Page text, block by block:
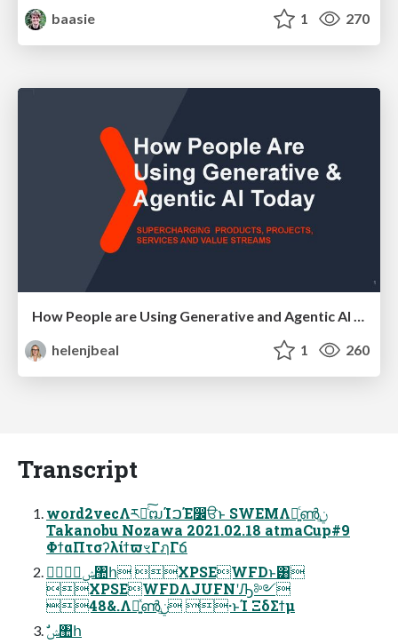
baasie
1 270
helenjbeal
1 260
Transcript
word2vecΛར༻ͨ͠ຒΊࠐΈ෼ੳͱ SWEMΛ༻͍ͨൺֱ࣮ݧ
Takanobu Nozawa 2021.02.18 atmaCup#9
ΦϯαΠτσʔλίϯϖৼΓฦΓճ
ࣗݾ঺հ XPSEWFDͱ͸
XPSEWFDΛJUFNʹԠ༻
48&.Λ༻͍ͯൺֱ࣮ݧ ·ͱΊ ΞδΣϯμ
ࣗݾ঺հ